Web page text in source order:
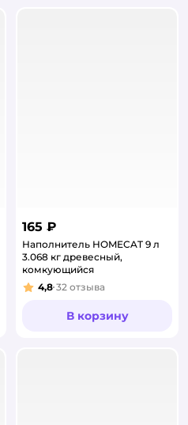
165 ₽
Наполнитель HOMECAT 9 л
3.068 кг древесный,
комкующийся
Рейтинг:
4,8 32 отзыва
В корзину